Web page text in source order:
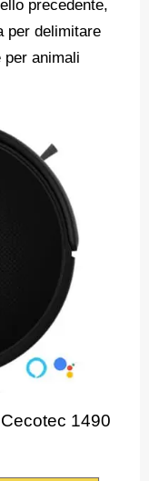
precedente,
per delimitare
animali
1490